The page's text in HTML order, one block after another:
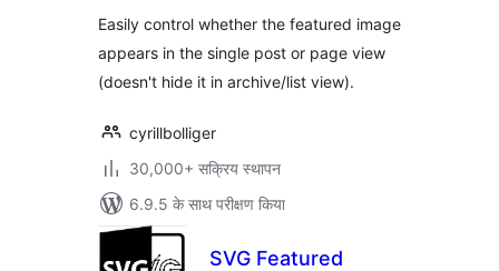
Easily control whether the featured image
appears in the single post or page view
(doesn't hide it in archive/list view).
cyrillbolliger
30,000+ सक्रिय स्थापन
6.9.5 के साथ परीक्षण किया
SVG Featured